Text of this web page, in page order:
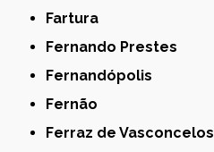
Fartura
Fernando Prestes
Fernandópolis
Fernão
Ferraz de Vasconcelos